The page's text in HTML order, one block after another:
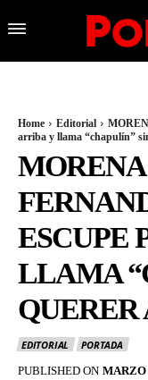
Home Editorial
arriba y llama “chapulín”
ESCUPE
LLAMA
QUERER
EDITORIAL
PORTADA
PUBLISHED ON MARZO